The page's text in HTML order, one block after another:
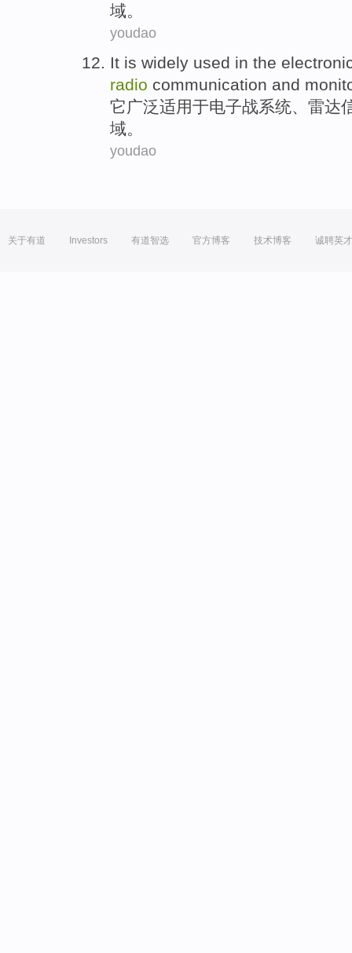
域。
youdao
It is widely used in the
radio communication and
它广泛适用于电子战系统、 雷达
域。
youdao
关于有道 Investors 有道智选 官方博客 技术博客 诚聘英才